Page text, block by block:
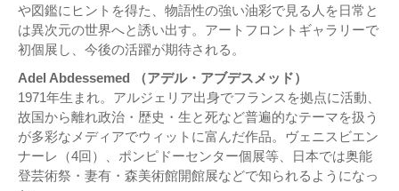
や図鑑にヒントを得た、物語性の強い油彩で見る人を日常と
は異次元の世界へと誘い出す。アートフロントギャラリーで
初個展し、今後の活躍が期待される。
Adel Abdessemed （アデル・アブデスメッド）
1971年生まれ。アルジェリア出身でフランスを拠点に活動、
故国から離れ政治・歴史・生と死など普遍的なテーマを扱う
が多彩なメディアでウィットに富んだ作品。ヴェニスビエン
ナーレ（4回）、ポンピドーセンター個展等、日本では奥能
登芸術祭・妻有・森美術館開館展などで知られるようになっ